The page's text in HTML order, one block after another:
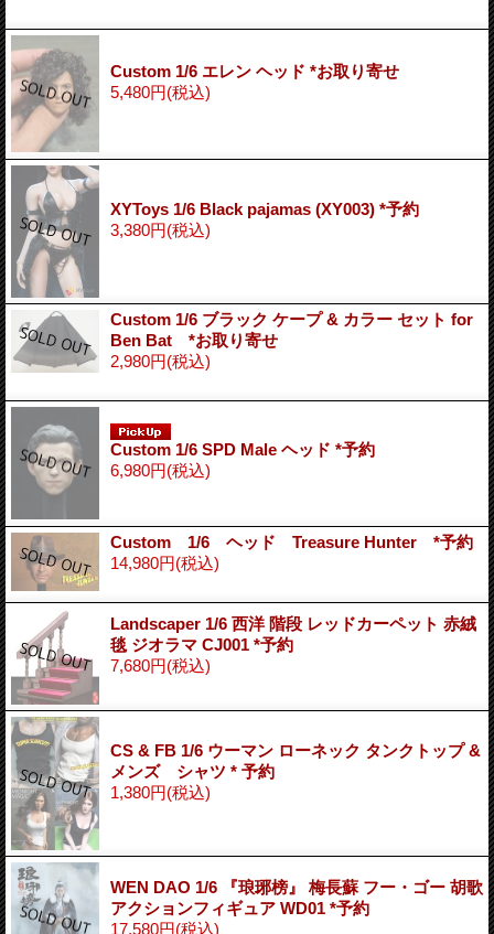
Custom 1/6 エレン ヘッド *お取り寄せ
5,480円(税込)
XYToys 1/6 Black pajamas (XY003) *予約
3,380円(税込)
Custom 1/6 ブラック ケープ & カラー セット for
Ben Bat *お取り寄せ
2,980円(税込)
Custom 1/6 SPD Male ヘッド *予約
6,980円(税込)
Custom 1/6 ヘッド Treasure Hunter *予約
14,980円(税込)
Landscaper 1/6 西洋 階段 レッドカーペット 赤絨
毯 ジオラマ CJ001 *予約
7,680円(税込)
CS & FB 1/6 ウーマン ローネック タンクトップ &
メンズ シャツ * 予約
1,380円(税込)
WEN DAO 1/6 『琅琊榜』 梅長蘇 フー・ゴー 胡歌
アクションフィギュア WD01 *予約
17,580円(税込)